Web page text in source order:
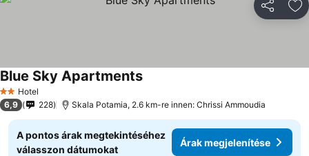
2 Kategória
Hotel
Blue Sky Apartments
6,9 228 Skala Potamia, 2.6 km-re innen: Chrissi Ammoudia
A pontos árak megtekintéséhez
válasszon dátumokat
Árak megjelenítése